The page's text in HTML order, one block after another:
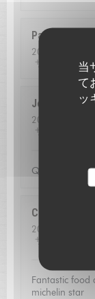
当
て
ッ
Pascal
2026-08-01
サービス
5/5
Jean louis D
2026-07-24
-
サービス
Qualite de
Christoffer
2026-07-23
-
サービス
Fantastic food
michelin star